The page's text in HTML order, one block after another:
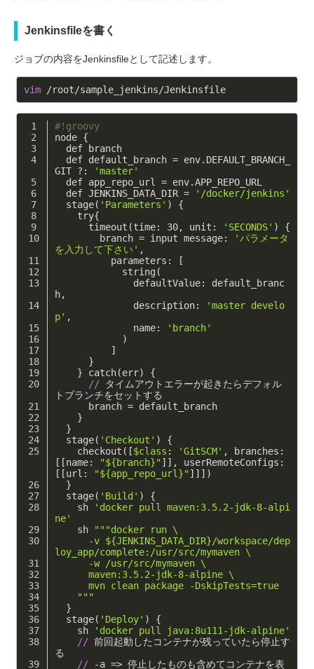
Jenkinsfileを書く
ジョブの内容をJenkinsfileとして記述します。
vim
#!groovy
node {
def
branch
def default_branch = env. DEFAULT_BRANCH_
GIT ?:
'master'
def app_repo_url = env.APP_REPO_URL
def JENKINS_DATA_DIR =
'/docker/jenkins'
stage( 'Parameters' )
{
try{
timeout (time: 30, unit: 'SECONDS' )
{
branch = input message:
'パラメータ
を入力して下さい' ,
parameters:
[
string (
defaultValue:
default_branc
h,
description:
'master develo
p' ,
name:
'branch'
)
]
}
}
catch(err)
{
// タイムアウトエラーが起きたらデフォル
トブランチをセットする
branch = default_branch
}
}
stage( 'Checkout' )
{
checkout ([$class : 'GitSCM' ,
branches:
[[name: "${branch}"]],
userRemoteConfigs:
[[url: "${app_repo_url}"]]])
}
stage( 'Build' )
{
sh
'docker pull maven:3.5.2-jdk-8-alpi
ne'
sh
"""docker run \
loy_app/complete:/usr/src/mymaven \
      -w /usr/src/mymaven \
      maven:3.5.2-jdk-8-alpine \
      mvn clean package -DskipTests=true
    """
}
stage( 'Deploy' )
{
sh
'docker pull java:8u111-jdk-alpine'
// 前回起動したコンテナが残っていたら停止す
る
// -a => 停止したものも含めてコンテナを表